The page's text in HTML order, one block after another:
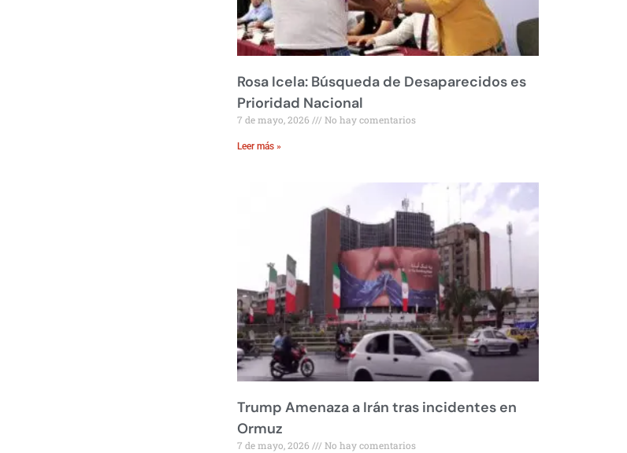
Rosa Icela: Búsqueda de Desaparecidos es
Prioridad Nacional
7 de mayo, 2026 No hay comentarios
Leer más »
Trump Amenaza a Irán tras incidentes en
Ormuz
7 de mayo, 2026 No hay comentarios